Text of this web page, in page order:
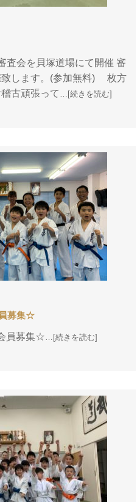
査会を貝塚道場にて開催 審
致します。(参加無料) 枚方
古頑張って …[続きを読む]
募集☆
員募集☆…[続きを読む]